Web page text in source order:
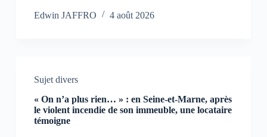
Edwin JAFFRO 4 août 2026
Sujet divers
« On n’a plus rien… » : en Seine-et-Marne, après
le violent incendie de son immeuble, une locataire
témoigne